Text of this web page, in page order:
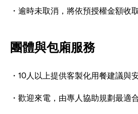
・逾時未取消，將依預授權金額收取
團體與包廂服務
・10人以上提供客製化用餐建議與安
・歡迎來電，由專人協助規劃最適